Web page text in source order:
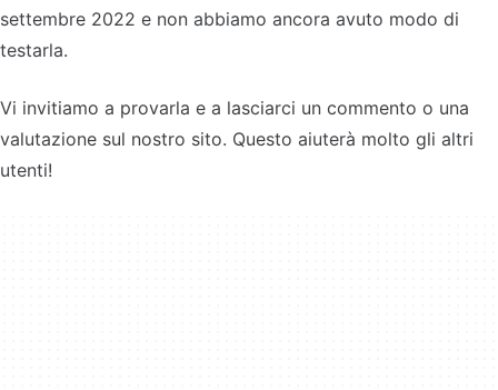
settembre 2022 e non abbiamo ancora avuto modo di
testarla.
Vi invitiamo a provarla e a lasciarci un commento o una
valutazione sul nostro sito. Questo aiuterà molto gli altri
utenti!